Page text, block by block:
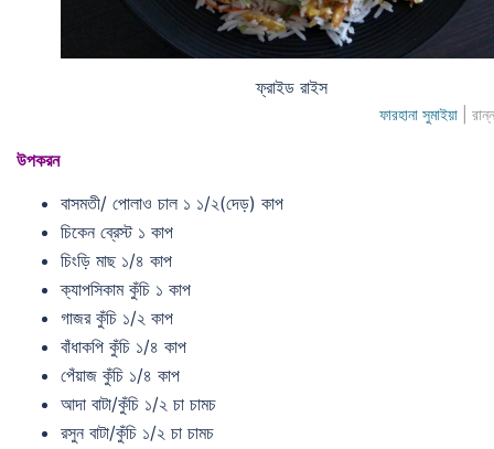
ফ্রাইড রাইস
ফারহানা সুমাইয়া |
উপকরন
বাসমতী/ পোলাও চাল ১ ১/২(দেড়) কাপ
চিকেন ব্রেস্ট ১ কাপ
চিংড়ি মাছ ১/৪ কাপ
ক্যাপসিকাম কুঁচি ১ কাপ
গাজর কুঁচি ১/২ কাপ
বাঁধাকপি কুঁচি ১/৪ কাপ
পেঁয়াজ কুঁচি ১/৪ কাপ
আদা বাটা/কুঁচি ১/২ চা চামচ
রসুন বাটা/কুঁচি ১/২ চা চামচ